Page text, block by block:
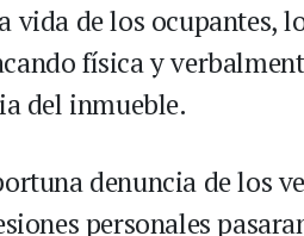
vida de los ocupantes,
física y
del inmueble.
denuncia de los
personales